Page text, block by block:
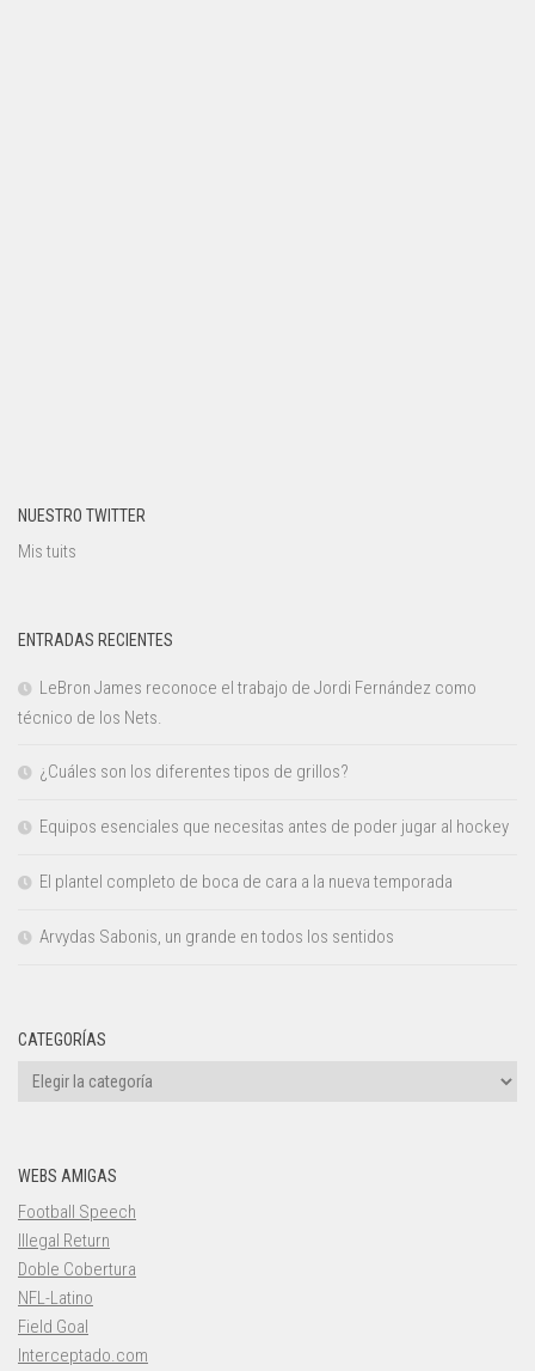
NUESTRO TWITTER
Mis tuits
ENTRADAS RECIENTES
LeBron James reconoce el trabajo de Jordi Fernández como
técnico de los Nets.
¿Cuáles son los diferentes tipos de grillos?
Equipos esenciales que necesitas antes de poder jugar al hockey
El plantel completo de boca de cara a la nueva temporada
Arvydas Sabonis, un grande en todos los sentidos
CATEGORÍAS
Categorías
WEBS AMIGAS
Football Speech
Illegal Return
Doble Cobertura
NFL-Latino
Field Goal
Interceptado.com